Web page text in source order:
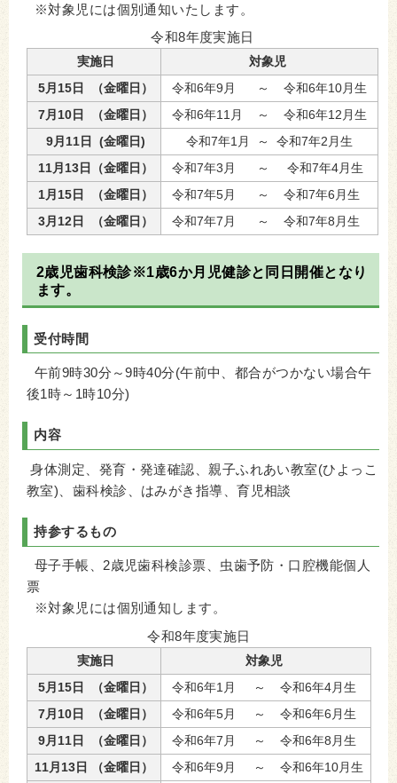
※対象児には個別通知いたします。
令和8年度実施日
実施日
対象児
5月15日 （金曜日）
令和6年9月 ～ 令和6年10月生
7月10日 （金曜日）
令和6年11月 ～ 令和6年12月生
9月11日 (金曜日)
令和7年1月 ～ 令和7年2月生
11月13日（金曜日）
令和7年3月 ～ 令和7年4月生
1月15日 （金曜日）
令和7年5月 ～ 令和7年6月生
3月12日 （金曜日）
令和7年7月 ～ 令和7年8月生
2歳児歯科検診※1歳6か月児健診と同日開催となり
ます。
受付時間
午前9時30分～9時40分(午前中、都合がつかない場合午
後1時～1時10分)
内容
身体測定、発育・発達確認、親子ふれあい教室(ひよっこ
教室)、歯科検診、はみがき指導、育児相談
持参するもの
母子手帳、2歳児歯科検診票、虫歯予防・口腔機能個人
票
※対象児には個別通知します。
令和8年度実施日
実施日
対象児
5月15日 （金曜日）
令和6年1月 ～ 令和6年4月生
7月10日 （金曜日）
令和6年5月 ～ 令和6年6月生
9月11日 （金曜日）
令和6年7月 ～ 令和6年8月生
11月13日 （金曜日）
令和6年9月 ～ 令和6年10月生